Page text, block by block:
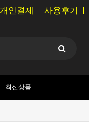
개인결제 사용후기
최신상품